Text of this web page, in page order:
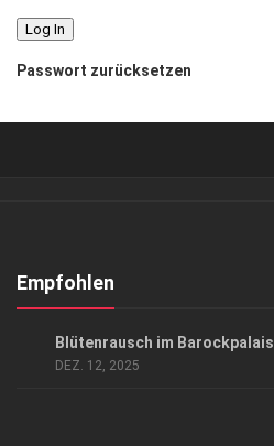
Passwort zurücksetzen
Kontakt, Impressum
Empfohlen
Blütenrausch im Barockpalais
DEZ. 12, 2025